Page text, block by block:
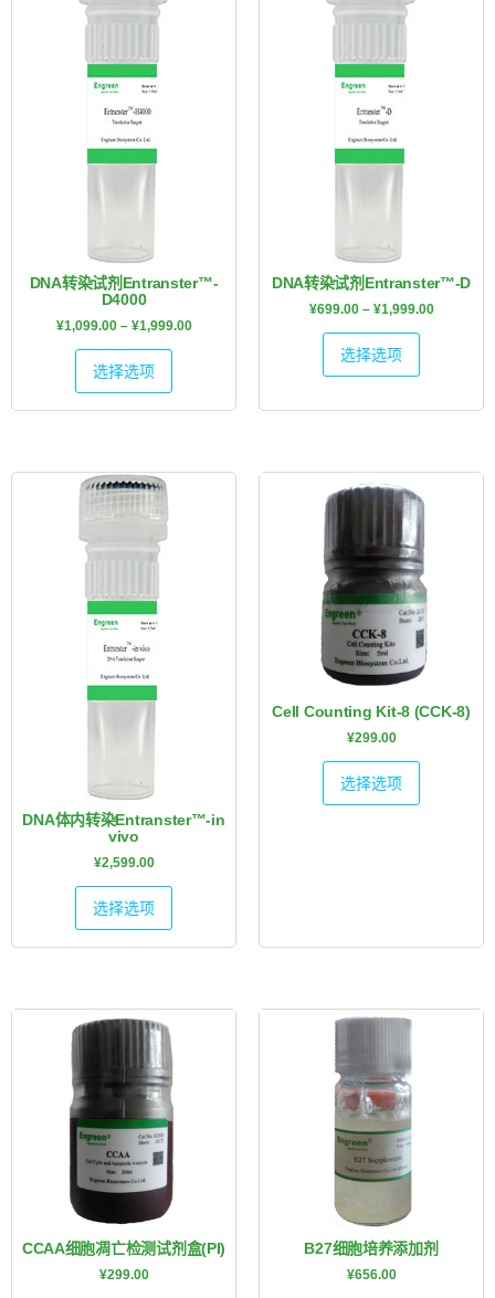
DNA转染试剂Entranster™-
D4000
¥1,099.00 – ¥1,999.00
选择选项
DNA转染试剂Entranster™-D
¥699.00 – ¥1,999.00
选择选项
DNA体内转染Entranster™-in
vivo
¥2,599.00
选择选项
Cell Counting Kit-8 (CCK-8)
¥299.00
选择选项
CCAA细胞凋亡检测试剂盒(PI)
¥299.00
B27细胞培养添加剂
¥656.00